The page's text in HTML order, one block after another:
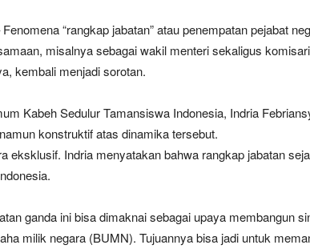
“rangkap jabatan” atau penempatan pejabat
misalnya sebagai wakil menteri sekaligus
kembali menjadi sorotan.
Kabeh Sedulur Tamansiswa Indonesia, Indria
konstruktif atas dinamika tersebut.
eksklusif. Indria menyatakan bahwa rangkap jabatan
ganda ini bisa dimaknai sebagai upaya membangun
milik negara (BUMN). Tujuannya bisa jadi untuk